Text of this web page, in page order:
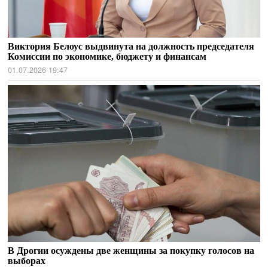
Виктория Белоус выдвинута на должность председателя
Комиссии по экономике, бюджету и финансам
01.07.2026 19:47
В Дрогии осуждены две женщины за покупку голосов на
выборах